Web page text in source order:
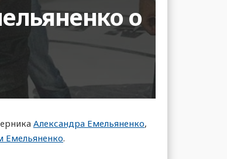
о
Александра Емельяненко,
.